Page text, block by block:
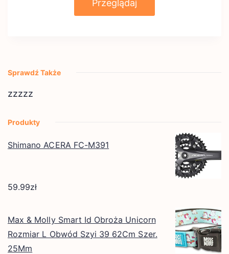
Przeglądaj
Sprawdź Także
zzzzz
Produkty
Shimano ACERA FC-M391
59.99zł
Max & Molly Smart Id Obroża Unicorn
Rozmiar L Obwód Szyi 39 62Cm Szer.
25Mm